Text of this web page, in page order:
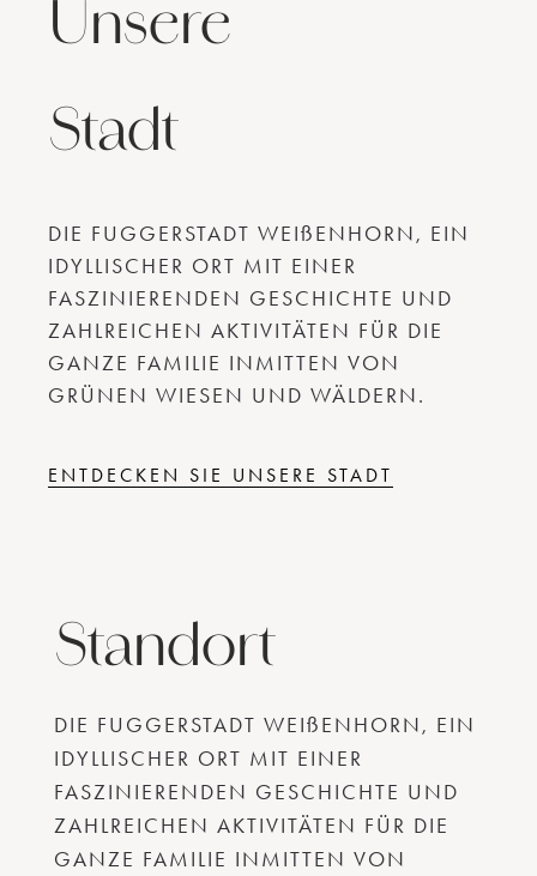
Unsere
Stadt
DIE FUGGERSTADT WEIßENHORN, EIN
IDYLLISCHER ORT MIT EINER
FASZINIERENDEN GESCHICHTE UND
ZAHLREICHEN AKTIVITÄTEN FÜR DIE
GANZE FAMILIE INMITTEN VON
GRÜNEN WIESEN UND WÄLDERN.
ENTDECKEN SIE UNSERE STADT
Standort
DIE FUGGERSTADT WEIßENHORN, EIN
IDYLLISCHER ORT MIT EINER
FASZINIERENDEN GESCHICHTE UND
ZAHLREICHEN AKTIVITÄTEN FÜR DIE
GANZE FAMILIE INMITTEN VON